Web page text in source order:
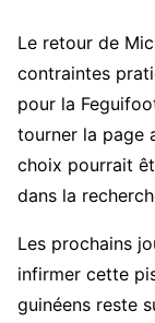
Le retour de
contraintes
pour la
tourner la page
choix pourrait
dans la
Les prochains
infirmer cette
guinéens reste